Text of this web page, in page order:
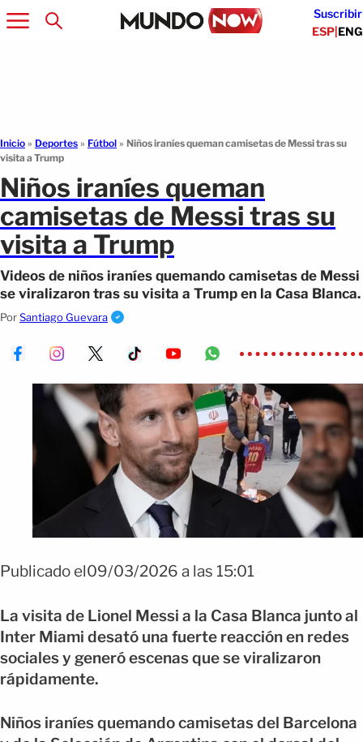
Suscribir
ESP|ENG
Inicio » Deportes » Fútbol » Niños iraníes queman camisetas de Messi tras su
visita a Trump
Niños iraníes queman
camisetas de Messi tras su
visita a Trump
Videos de niños iraníes quemando camisetas de Messi
se viralizaron tras su visita a Trump en la Casa Blanca.
PorSantiago Guevara
Publicado el09/03/2026 a las 15:01
La visita de Lionel Messi a la Casa Blanca junto al
Inter Miami desató una fuerte reacción en redes
sociales y generó escenas que se viralizaron
rápidamente.
Niños iraníes quemando camisetas del Barcelona